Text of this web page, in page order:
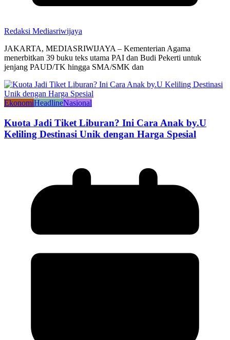
Redaksi Mediasriwijaya
JAKARTA, MEDIASRIWIJAYA – Kementerian Agama
menerbitkan 39 buku teks utama PAI dan Budi Pekerti untuk
jenjang PAUD/TK hingga SMA/SMK dan
EkonomiHeadlineNasional
Kuota Jadi Tiket Liburan? Ini Cara Anak by.U
Keliling Destinasi Unik dengan Harga Spesial